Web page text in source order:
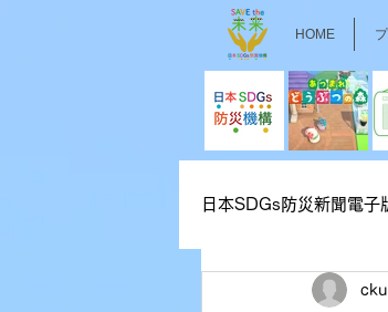
HOME
日本SDGs防災新聞電子